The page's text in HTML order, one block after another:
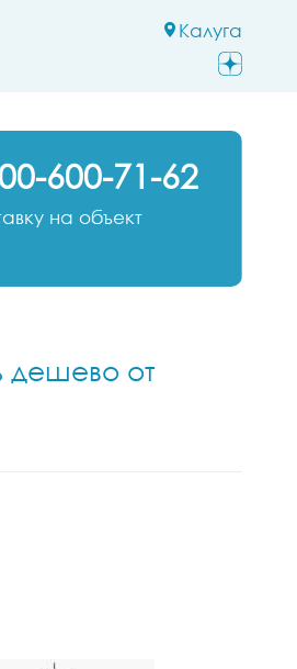
Калуга
600-71-62
на объект
дешево от